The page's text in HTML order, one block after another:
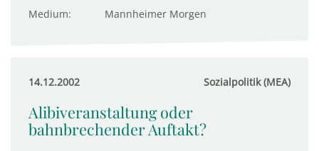
Medium: Mannheimer Morgen
14.12.2002 Sozialpolitik (MEA)
Alibiveranstaltung oder
bahnbrechender Auftakt?